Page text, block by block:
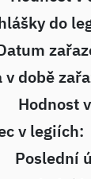
do
době
Hodnost
v legiích:
Poslední